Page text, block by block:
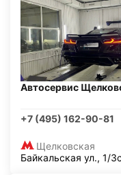
Автосервис
+7 (495) 162-90-81
Щелковская
Байкальская ул., 1/